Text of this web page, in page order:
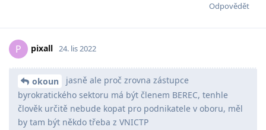
Odpovědět
P pixall 24. lis 2022
okoun
jasně ale proč zrovna zástupce
byrokratického sektoru má být členem BEREC, tenhle
člověk určitě nebude kopat pro podnikatele v oboru, měl
by tam být někdo třeba z VNICTP